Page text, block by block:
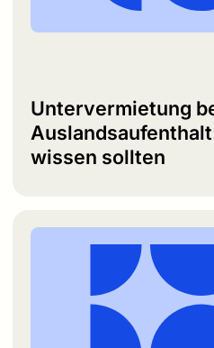
Untervermietung
wissen sollten